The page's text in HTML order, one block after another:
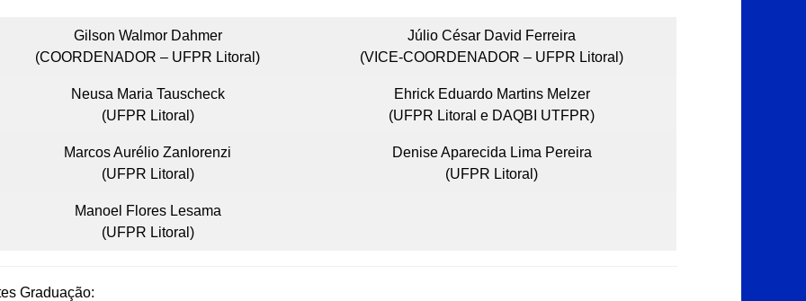
Gilson Walmor Dahmer
(COORDENADOR – UFPR Litoral)
Júlio César David Ferreira
(VICE-COORDENADOR – UFPR Litoral)
Neusa Maria Tauscheck
(UFPR Litoral)
Ehrick Eduardo Martins Melzer
(UFPR Litoral e DAQBI UTFPR)
Marcos Aurélio Zanlorenzi
(UFPR Litoral)
Denise Aparecida Lima Pereira
(UFPR Litoral)
Manoel Flores Lesama
(UFPR Litoral)
Graduação: